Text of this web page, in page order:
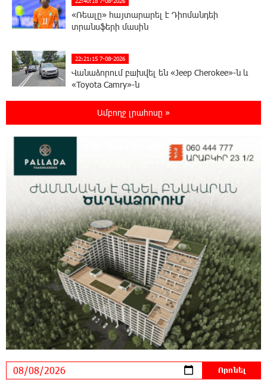
«Ռեալը» հայտարարել է Դիոմանդեի
տրանսֆերի մասին
22:21:15 7-08-2026
Վանաձորում բшխվել են «Jeep Cherokee»-ն և
«Toyota Camry»-ն
22:03:58 7-08-2026
օգտագործել Starlink-ը Ռուսաստանի դեմ
հարվшծները կառավարելու համար
21:45:44 7-08-2026
Երևանում և մարզերում էլեկտրաէներգիայի
ընդհատումներ կլինեն
21:26:16 7-08-2026
Ստեփանավանում ռուս կին է փորձել
ինքնասպան լինել
21:08:37 7-08-2026
ԵԱՏՄ֊ն չի ուզում, որ իր միջոցներով
զարգանա Հայաստանի տնտեսությունը ու
հետո գնա ԵՄ. Արշակ Կարապետյան
Ամբողջ լրահոսը »